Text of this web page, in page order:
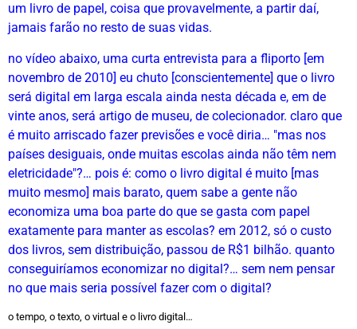
um livro de papel, coisa que provavelmente, a partir daí,
jamais farão no resto de suas vidas.
no vídeo abaixo, uma curta entrevista para a fliporto [em
novembro de 2010] eu chuto [conscientemente] que o livro
será digital em larga escala ainda nesta década e, em de
vinte anos, será artigo de museu, de colecionador. claro que
é muito arriscado fazer previsões e você diria… "mas nos
países desiguais, onde muitas escolas ainda não têm nem
eletricidade"?… pois é: como o livro digital é muito [mas
muito mesmo] mais barato, quem sabe a gente não
economiza uma boa parte do que se gasta com papel
exatamente para manter as escolas? em 2012, só o custo
dos livros, sem distribuição, passou de R$1 bilhão. quanto
conseguiríamos economizar no digital?… sem nem pensar
no que mais seria possível fazer com o digital?
o tempo, o texto, o virtual e o livro digital…